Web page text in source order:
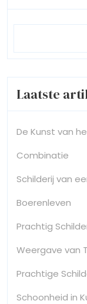
Laatste
De Kunst van
Combinatie
Schilderij van
Boerenleven
Prachtig
Weergave van
Prachtige
Schoonheid in